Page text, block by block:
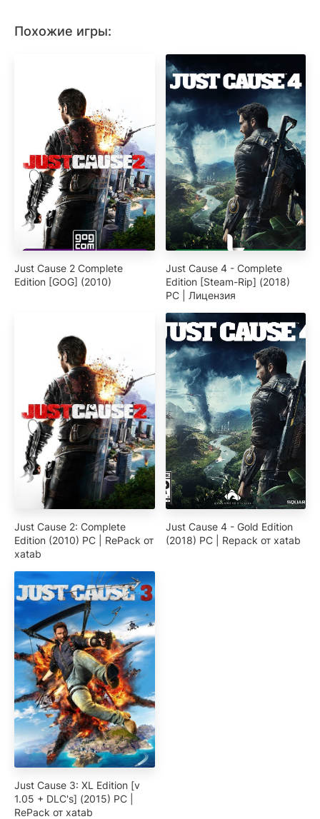
Похожие игры:
Just Cause 2 Complete
Edition [GOG] (2010)
Just Cause 4 - Complete
Edition [Steam-Rip] (2018)
PC | Лицензия
Just Cause 2: Complete
Edition (2010) PC | RePack от
xatab
Just Cause 4 - Gold Edition
(2018) PC | Repack от xatab
Just Cause 3: XL Edition [v
1.05 + DLC's] (2015) PC |
RePack от xatab